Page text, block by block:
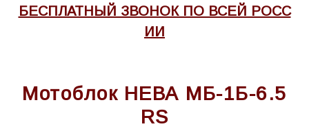
БЕСПЛАТНЫЙ ЗВОНОК ПО ВСЕЙ РОСС
ИИ
Мотоблок НЕВА МБ-1Б-6.5
RS